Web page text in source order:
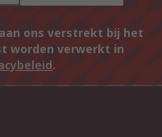
ons verstrekt bij het
worden verwerkt in
.